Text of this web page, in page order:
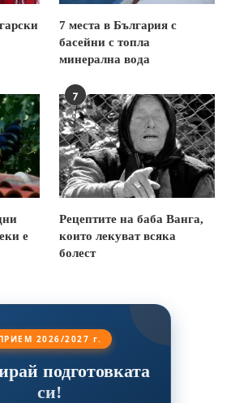
7 места в България с
басейни с топла
минерална вода
е
7
Рецептите на баба Ванга,
които лекуват всяка
болест
2026/2027 г.
подготовката
си!